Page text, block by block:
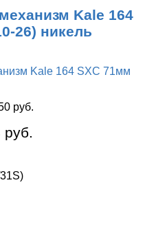
Kale 164
26) никель
руб.